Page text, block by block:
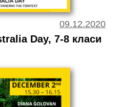
09.12.2020
Day, 7-8 класи